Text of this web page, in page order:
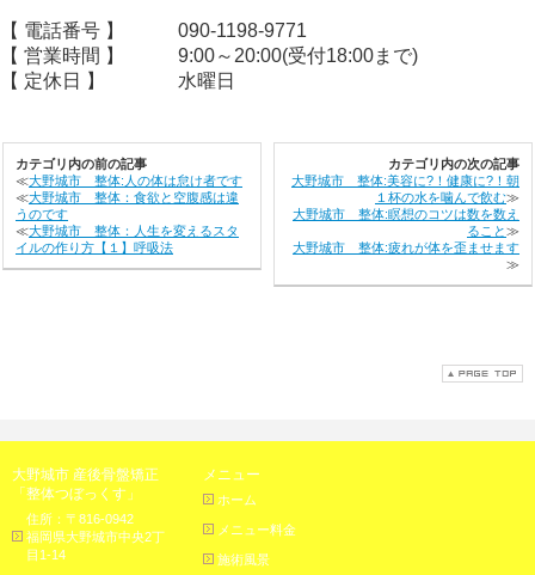
【 電話番号 】
090-1198-9771
【 営業時間 】
9:00～20:00(受付18:00まで)
【 定休日 】
水曜日
カテゴリ内の前の記事
≪大野城市 整体:人の体は怠け者です
≪大野城市 整体：食欲と空腹感は違
うのです
≪大野城市 整体：人生を変えるスタ
イルの作り方【１】呼吸法
カテゴリ内の次の記事
大野城市 整体:美容に?！健康に?！朝
１杯の水を噛んで飲む≫
大野城市 整体:瞑想のコツは数を数え
ること≫
大野城市 整体:疲れが体を歪ませます
≫
大野城市 産後骨盤矯正
「整体つぼっくす」
住所：〒816-0942
福岡県大野城市中央2丁
目1-14
メニュー
ホーム
メニュー料金
施術風景